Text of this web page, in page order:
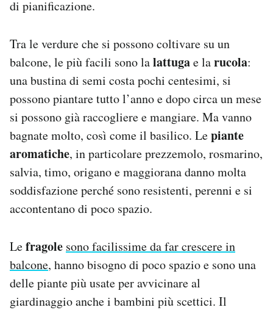
di pianificazione.
Tra le verdure che si possono coltivare su un
balcone, le più facili sono lalattugae larucola:
una bustina di semi costa pochi centesimi, si
possono piantare tutto l’anno e dopo circa un mese
si possono già raccogliere e mangiare. Ma vanno
bagnate molto, così come il basilico. Lepiante
aromatiche, in particolare prezzemolo, rosmarino,
salvia, timo, origano e maggiorana danno molta
soddisfazione perché sono resistenti, perenni e si
accontentano di poco spazio.
Lefragole sono facilissime da far crescere in
balcone, hanno bisogno di poco spazio e sono una
delle piante più usate per avvicinare al
giardinaggio anche i bambini più scettici. Il